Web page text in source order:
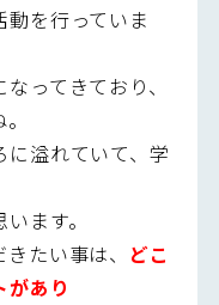
を行っていま
ってきており、
に溢れていて、学
ます。
たい事は、 どこ
があり